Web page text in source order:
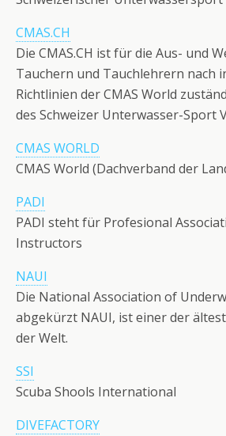
CMAS.CH
Die CMAS.CH ist für die Aus- und
Tauchern und Tauchlehrern nach
Richtlinien der CMAS World
des Schweizer Unterwasser-Sport
CMAS WORLD
CMAS World (Dachverband der
PADI
PADI steht für Profesional
Instructors
NAUI
Die National Association of
abgekürzt NAUI, ist einer der
der Welt.
SSI
Scuba Shools International
DIVEFACTORY